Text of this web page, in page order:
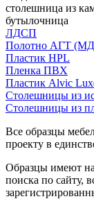
столешница из
бутылочница
ЛДСП
Полотно АГТ
Пластик HPL
Пленка ПВХ
Пластик Alvic
Столешницы из
Столешницы из
Все образцы
проекту в
Образцы имеют
поиска по сайту,